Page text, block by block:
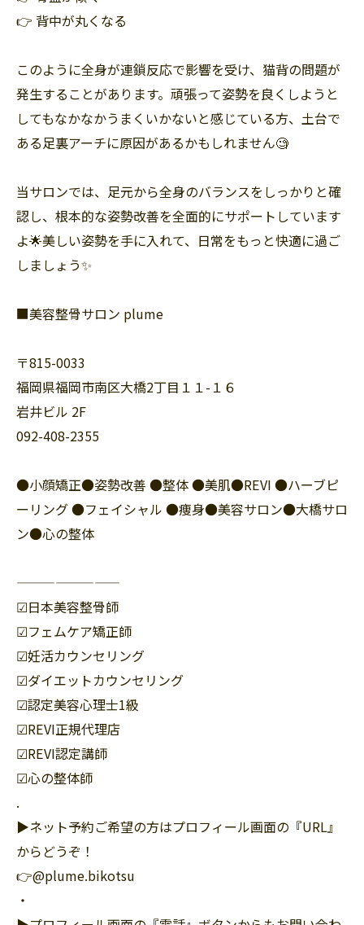
👉 背中が丸くなる
このように全身が連鎖反応で影響を受け、猫背の問題が
発生することがあります。頑張って姿勢を良くしようと
してもなかなかうまくいかないと感じている方、土台で
ある足裏アーチに原因があるかもしれません🧐
当サロンでは、足元から全身のバランスをしっかりと確
認し、根本的な姿勢改善を全面的にサポートしています
よ🌟美しい姿勢を手に入れて、日常をもっと快適に過ご
しましょう✨
■美容整骨サロン plume
〒815-0033
福岡県福岡市南区大橋2丁目１１-１６
岩井ビル 2F
092-408-2355
●小顔矯正●姿勢改善 ●整体 ●美肌●REVI ●ハーブピ
ーリング ●フェイシャル ●痩身●美容サロン●大橋サロ
ン●心の整体
————————
☑︎日本美容整骨師
☑︎フェムケア矯正師
☑︎妊活カウンセリング
☑︎ダイエットカウンセリング
☑︎認定美容心理士1級
☑︎REVI正規代理店
☑︎REVI認定講師
☑︎心の整体師
.
▶︎ネット予約ご希望の方はプロフィール画面の『URL』
からどうぞ！
👉@plume.bikotsu
・